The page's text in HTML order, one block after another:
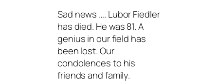
Sad news …. Lubor Fiedler
has died. He was 81. A
genius in our field has
been lost. Our
condolences to his
friends and family.